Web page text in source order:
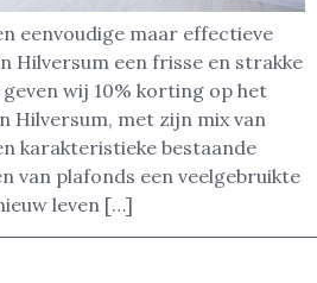
eenvoudige maar effectieve
Hilversum een frisse en strakke
wij 10% korting op het
Hilversum, met zijn mix van
karakteristieke bestaande
van plafonds een veelgebruikte
leven […]